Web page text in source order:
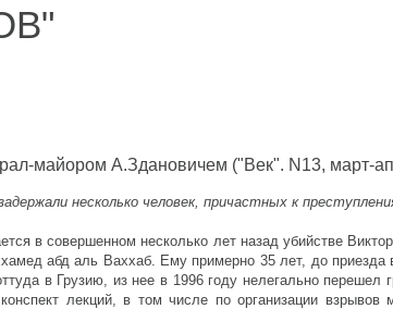
майором А.Здановичем ("Век". N13, март-
несколько человек, причастных к
в совершенном несколько лет назад убийстве
абд аль Ваххаб. Ему примерно 35 лет, до
в Грузию, из нее в 1996 году нелегально
лекций, в том числе по организации